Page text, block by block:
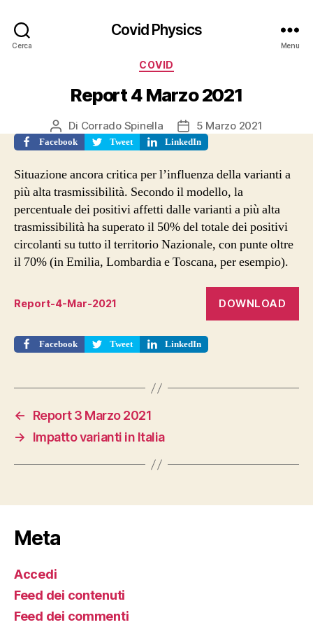
Cerca
Covid Physics
Menu
Categorie
COVID
Report 4 Marzo 2021
Autore
articolo
Di Corrado Spinella
Data
dell'articolo
5 Marzo 2021
Facebook Tweet LinkedIn
Situazione ancora critica per l’influenza della varianti a
più alta trasmissibilità. Secondo il modello, la
percentuale dei positivi affetti dalle varianti a più alta
trasmissibilità ha superato il 50% del totale dei positivi
circolanti su tutto il territorio Nazionale, con punte oltre
il 70% (in Emilia, Lombardia e Toscana, per esempio).
Report-4-Mar-2021 DOWNLOAD
Facebook Tweet LinkedIn
←
Report 3 Marzo 2021
→
Impatto varianti in Italia
Meta
Accedi
Feed dei contenuti
Feed dei commenti